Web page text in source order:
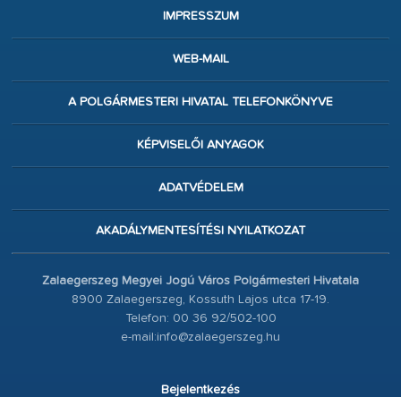
IMPRESSZUM
WEB-MAIL
A POLGÁRMESTERI HIVATAL TELEFONKÖNYVE
KÉPVISELŐI ANYAGOK
ADATVÉDELEM
AKADÁLYMENTESÍTÉSI NYILATKOZAT
Zalaegerszeg Megyei Jogú Város Polgármesteri Hivatala
8900 Zalaegerszeg, Kossuth Lajos utca 17-19.
Telefon: 00 36 92/502-100
e-mail:info@zalaegerszeg.hu
Bejelentkezés